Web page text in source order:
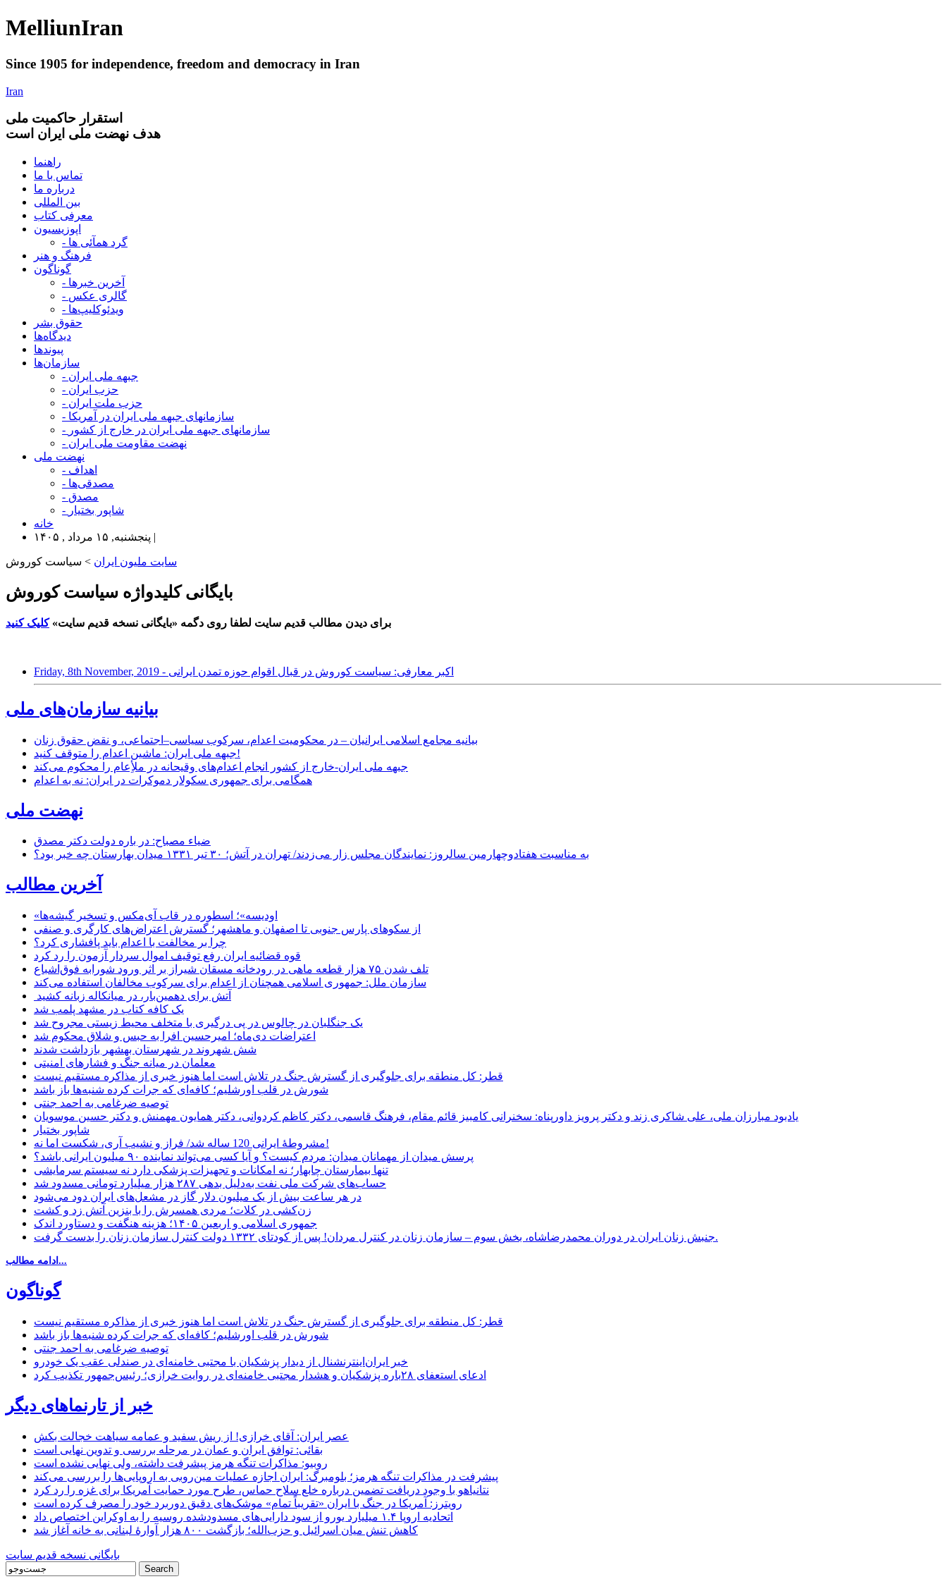
MelliunIran
Since 1905 for independence, freedom and democracy in Iran
Iran
استقرار حاکميت ملی
هدف نهضت ملی ایران است
راهنما
تماس با ما
درباره ما
بین المللی
معرفی کتاب
اپوزیسیون
- گرد همآئی ها
فرهنگ و هنر
گوناگون
- آخرین خبرها
- گالری عکس
- ویدئوکلیپ‌ها
حقوق بشر
دیدگاه‌ها
پیوندها
سازمان‌ها
- جبهه ملی ایران
- حزب ایران
- حزب ملت ایران
- سازمانهای جبهه ملی ایران در آمریکا
- سازمانهای جبهه ملی ایران در خارج از کشور
- نهضت مقاومت ملی ایران
نهضت ملی
- اهداف
- مصدقی‌ها
- مصدق
- شاپور بختیار
خانه
پنجشنبه, ۱۵ مرداد , ۱۴۰۵ |
سایت ملیون ایران > سیاست کوروش
بایگانی کلیدواژه سیاست کوروش
برای دیدن مطالب قدیم سایت لطفا روی دگمه «بایگانی نسخه قدیم سایت»کلیک کنید
Friday, 8th November, 2019 - اکبر معارفی: سیاست کوروش در قبال اقوام حوزه تمدن ایرانی
بیانیه سازمان‌های ملی
بیانیه مجامع اسلامی ایرانیان – در محکومیت اعدام، سرکوب سیاسی–اجتماعی، و نقض حقوق زنان
جبهه ملی ایران: ماشین اعدام را متوقف کنید!
جبهه ملی ایران-خارج از کشور انجام اعدام‌های وقیحانه در ملأِعام را محکوم می‌کند
همگامی برای جمهوری سکولار دموکرات در ایران: نه به اعدام
نهضت ملی
ضیاء مصباح: در باره دولت دکتر مصدق
به مناسبت هفتادوچهارمین سالروز: نمایندگان مجلس زار می‌زدند/ تهران در آتش؛ ۳۰ تیر ۱۳۳۱ میدان بهارستان چه خبر بود؟
آخرین مطالب
«اودیسه»؛ اسطوره در قاب آی‌مکس و تسخیر گیشه‌ها
از سکوهای پارس جنوبی تا اصفهان و ماهشهر؛ گسترش اعتراض‌های کارگری و صنفی
چرا بر مخالفت با اعدام باید پافشاری کرد؟
قوه قضائیه ایران رفع توقیف اموال سردار آزمون را رد کرد
تلف شدن ۷۵ هزار قطعه ماهی در رودخانه مسقان شیراز بر اثر ورود شورابه فوق‌اشباع
سازمان ملل: جمهوری اسلامی همچنان از اعدام برای سرکوب مخالفان استفاده می‌کند
آتش برای دهمین‌بار، در میانکاله زبانه کشید
یک کافه کتاب در مشهد پلمب شد
یک جنگلبان در چالوس در پی درگیری با متخلف محیط زیستی مجروح شد
اعتراضات دی‌ماه؛ امیرحسین افرا به حبس و شلاق محکوم شد
شش شهروند در شهرستان بهشهر بازداشت شدند
معلمان در میانه جنگ و فشارهای امنیتی
قطر: کل منطقه برای جلوگیری از گسترش جنگ در تلاش است اما هنوز خبری از مذاکره مستقیم نیست
شورش در قلب اورشلیم؛ کافه‌ای که جرات کرده شنبه‌ها باز باشد
توصیه ضرغامی به احمد جنتی
یادبود مبارزان ملی، علی شاکری زند و دکتر پرویز داورپناه: سخنرانی کامبیز قائم مقام، فرهنگ قاسمی، دکتر کاظم کردوانی، دکتر همایون مهمنش و دکتر حسین موسویان
شاپور بختیار
مشروطۀ ایرانی 120 ساله شد/ فراز و نشیب آری، شکست اما نه!
پرسش میدان از مهمانان میدان: مردم کیست؟ و آیا کسی می‌تواند نماینده ۹۰ میلیون ایرانی باشد؟
تنها بیمارستان چابهار؛ نه امکانات و تجهیزات پزشکی دارد نه سیستم سرمایشی
حساب‌های شرکت ملی نفت به‌دلیل بدهی ۲۸۷ هزار میلیارد تومانی مسدود شد
در هر ساعت بیش از یک میلیون دلار گاز در مشعل‌های ایران دود می‌شود
زن‌کشی در کلات؛ مردی همسرش را با بنزین آتش زد و کشت
جمهوری اسلامی و اربعین ۱۴۰۵؛ هزینه هنگفت و دستاورد اندک
جنبش زنان ایران در دوران محمدرضاشاه، بخش سوم – سازمان زنان در کنترل مردان! پس از کودتای ۱۳۳۲ دولت کنترل سازمان زنان را بدست گرفت.
ادامه مطالب...
گوناگون
قطر: کل منطقه برای جلوگیری از گسترش جنگ در تلاش است اما هنوز خبری از مذاکره مستقیم نیست
شورش در قلب اورشلیم؛ کافه‌ای که جرات کرده شنبه‌ها باز باشد
توصیه ضرغامی به احمد جنتی
خبر ایران‌اینترنشنال از دیدار پزشکیان با مجتبی خامنه‌ای در صندلی عقب یک خودرو
ادعای استعفای ۲۸باره پزشکیان و هشدار مجتبی خامنه‌ای در روایت خرازی؛ رئیس‌جمهور تکذیب کرد
خبر از تارنماهای دیگر
عصر ایران: آقای خرازی! از ریش سفید و عمامه سیاهت خجالت بکش
بقائی: توافق ایران و عمان در مرحله بررسی و تدوین نهایی است
روبیو: مذاکرات تنگه هرمز پیشرفت داشته، ولی نهایی نشده است
پیشرفت در مذاکرات تنگه هرمز؛ بلومبرگ: ایران اجازه عملیات مین‌روبی به اروپایی‌ها را بررسی می‌کند
نتانیاهو با وجود دریافت تضمین درباره خلع سلاح حماس، طرح مورد حمایت آمریکا برای غزه را رد کرد
رویترز: آمریکا در جنگ با ایران «تقریباً تمام» موشک‌های دقیق دوربرد خود را مصرف کرده است
اتحادیه اروپا ۱.۴ میلیارد یورو از سود دارایی‌های مسدودشده روسیه را به اوکراین ‏اختصاص داد
کاهش تنش میان اسرائیل و حزب‌الله؛ بازگشت ۸۰۰ هزار آوارۀ لبنانی به خانه‌ آغاز شد
بایگانی نسخه قدیم سایت